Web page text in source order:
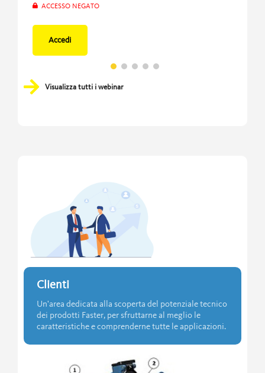
ACCESSO NEGATO
Accedi
Visualizza tutti i webinar
Clienti
Un'area dedicata alla scoperta del potenziale tecnico
dei prodotti Faster, per sfruttarne al meglio le
caratteristiche e comprenderne tutte le applicazioni.